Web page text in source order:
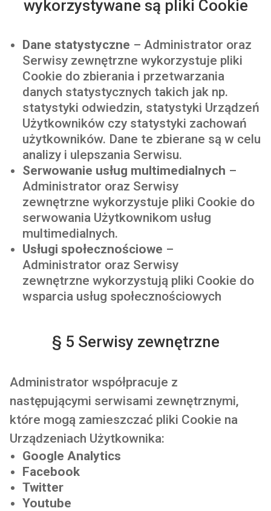
wykorzystywane są pliki Cookie
Dane statystyczne – Administrator oraz
Serwisy zewnętrzne wykorzystuje pliki
Cookie do zbierania i przetwarzania
danych statystycznych takich jak np.
statystyki odwiedzin, statystyki Urządzeń
Użytkowników czy statystyki zachowań
użytkowników. Dane te zbierane są w celu
analizy i ulepszania Serwisu.
Serwowanie usług multimedialnych –
Administrator oraz Serwisy
zewnętrzne wykorzystuje pliki Cookie do
serwowania Użytkownikom usług
multimedialnych.
Usługi społecznościowe –
Administrator oraz Serwisy
zewnętrzne wykorzystują pliki Cookie do
wsparcia usług społecznościowych
§ 5 Serwisy zewnętrzne
Administrator współpracuje z
następującymi serwisami zewnętrznymi,
które mogą zamieszczać pliki Cookie na
Urządzeniach Użytkownika:
Google Analytics
Facebook
Twitter
Youtube